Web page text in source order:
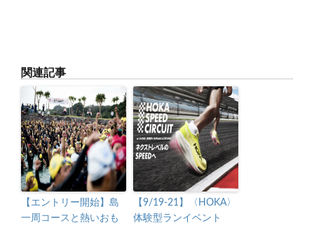
関連記事
【エントリー開始】島
一周コースと熱いおも
【9/19-21】〈HOKA〉
体験型ランイベント